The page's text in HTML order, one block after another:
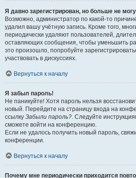
Я давно зарегистрирован, но больше не
Возможно, администратор по какой-то
удалил вашу учётную запись. Кроме того,
периодически удаляют пользователей,
оставляющих сообщения, чтобы уменьшить
это произошло, попробуйте
участвовать в дискуссиях.
Вернуться к началу
Я забыл пароль!
Не паникуйте! Хотя пароль нельзя
новый. Перейдите на страницу входа на
ссылку Забыли пароль?. Следуйте
сможете войти на конференцию.
Если не удалось получить новый пароль,
конференции.
Вернуться к началу
Почему мне периодически приходится